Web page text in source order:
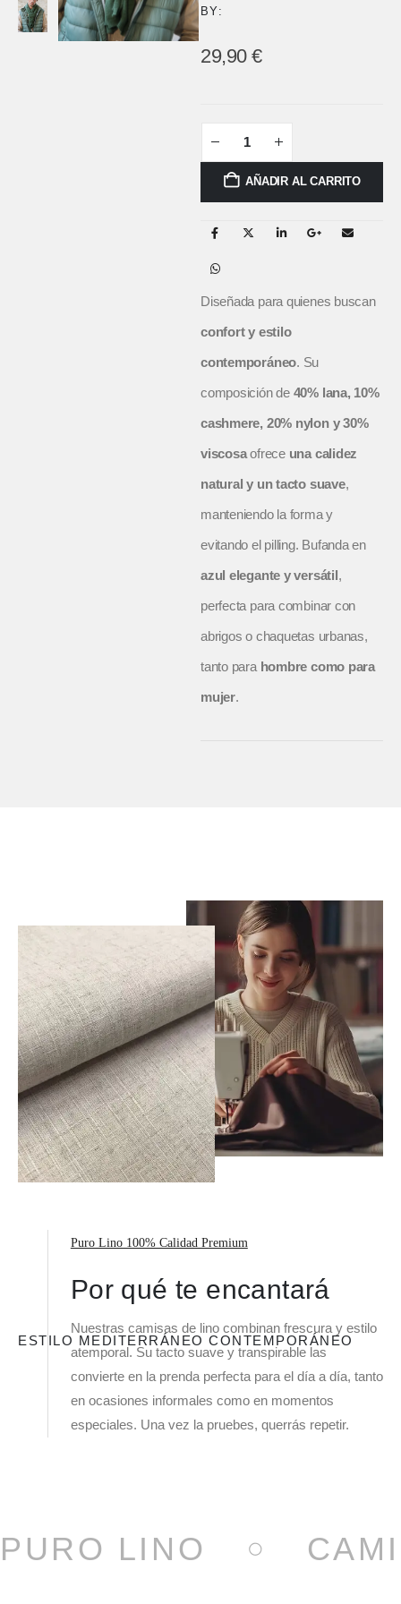
BY:
29,90€
AÑADIR AL CARRITO
Diseñada para quienes buscan
confort y estilo
contemporáneo. Su
composición de 40% lana, 10%
cashmere, 20% nylon y 30%
viscosaofrece una calidez
natural y un tacto suave,
manteniendo la forma y
evitando el pilling. Bufanda en
azul elegante y versátil,
perfecta para combinar con
abrigos o chaquetas urbanas,
tanto para hombre como para
mujer.
ESTILO MEDITERRÁNEO CONTEMPORÁNEO
Puro Lino 100% Calidad Premium
Por qué te encantará
Nuestras camisas de lino combinan frescura y estilo
atemporal. Su tacto suave y transpirable las
convierte en la prenda perfecta para el día a día, tanto
en ocasiones informales como en momentos
especiales. Una vez la pruebes, querrás repetir.
PURO LINO